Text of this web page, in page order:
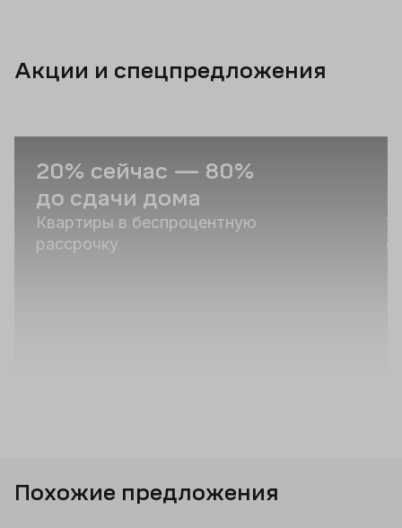
Акции и спецпредложения
20% сейчас — 80%
до сдачи дома
Квартиры в беспроцентную
рассрочку
Похожие предложения